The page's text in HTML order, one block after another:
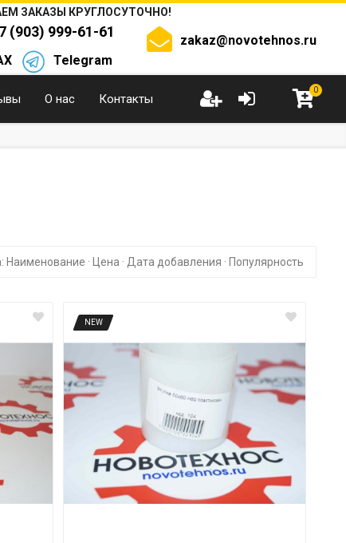
ЗАКАЗЫ КРУГЛОСУТОЧНО!
(903) 999-61-61
Telegram
zakaz@novotehnos.ru
О нас Контакты
0
Наименование · Цена · Дата добавления · Популярность
NEW